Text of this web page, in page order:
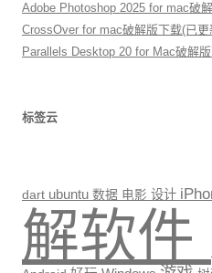
Adobe Photoshop 2025 for mac破
CrossOver for mac破解版下载(已
Parallels Desktop 20 for Mac破解
标签云
dart ubuntu 数据 电影 设计
解软件